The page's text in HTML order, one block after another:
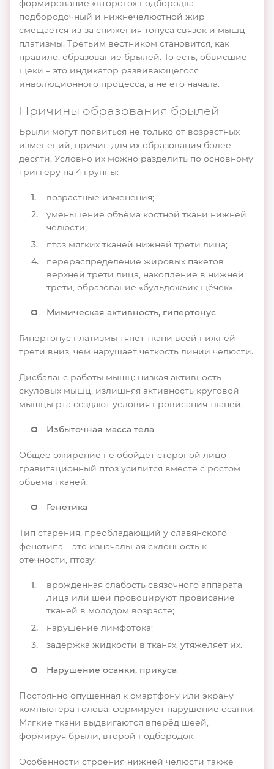
формирование «второго» подбородка –
подбородочный и нижнечелюстной жир
смещается из-за снижения тонуса связок и мышц
платизмы. Третьим вестником становится, как
правило, образование брылей. То есть, обвисшие
щеки – это индикатор развивающегося
инволюционного процесса, а не его начала.
Причины образования брылей
Брыли могут появиться не только от возрастных
изменений, причин для их образования более
десяти. Условно их можно разделить по основному
триггеру на 4 группы:
возрастные изменения;
уменьшение объёма костной ткани нижней
челюсти;
птоз мягких тканей нижней трети лица;
перераспределение жировых пакетов
верхней трети лица, накопление в нижней
трети, образование «бульдожьих щёчек».
Мимическая активность, гипертонус
Гипертонус платизмы тянет ткани всей нижней
трети вниз, чем нарушает четкость линии челюсти.
Дисбаланс работы мышц: низкая активность
скуловых мышц, излишняя активность круговой
мышцы рта создают условия провисания тканей.
Избыточная масса тела
Общее ожирение не обойдёт стороной лицо –
гравитационный птоз усилится вместе с ростом
объёма тканей.
Генетика
Тип старения, преобладающий у славянского
фенотипа – это изначальная склонность к
отёчности, птозу:
врождённая слабость связочного аппарата
лица или шеи провоцируют провисание
тканей в молодом возрасте;
нарушение лимфотока;
задержка жидкости в тканях, утяжеляет их.
Нарушение осанки, прикуса
Постоянно опущенная к смартфону или экрану
компьютера голова, формирует нарушение осанки.
Мягкие ткани выдвигаются вперёд шеей,
формируя брыли, второй подбородок.
Особенности строения нижней челюсти также